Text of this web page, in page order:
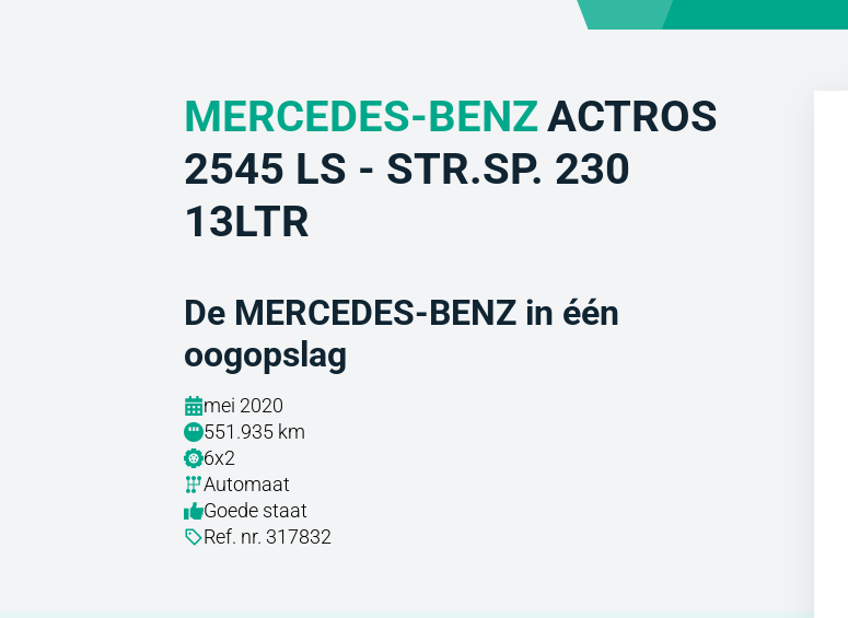
MERCEDES-BENZACTROS
2545 LS - STR.SP. 230
13LTR
De MERCEDES-BENZ in één
oogopslag
mei 2020
551.935 km
6x2
Automaat
Goede staat
Ref. nr. 317832